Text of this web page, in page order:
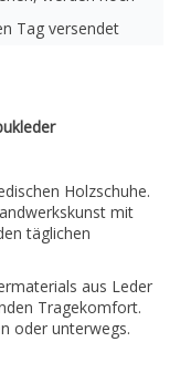
Tag versendet
Holzschuhe.
mit
täglichen
aus Leder
Tragekomfort.
oder unterwegs.